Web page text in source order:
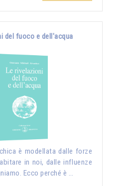
del fuoco e dell'acqua
è modellata dalle forze
in noi, dalle influenze
Ecco perché è …